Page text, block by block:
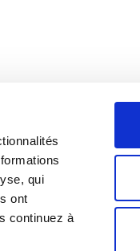
qui
ont
continuez à